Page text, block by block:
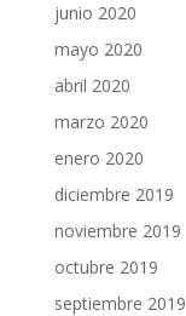
junio 2020
mayo 2020
abril 2020
marzo 2020
enero 2020
diciembre 2019
noviembre 2019
octubre 2019
septiembre 2019